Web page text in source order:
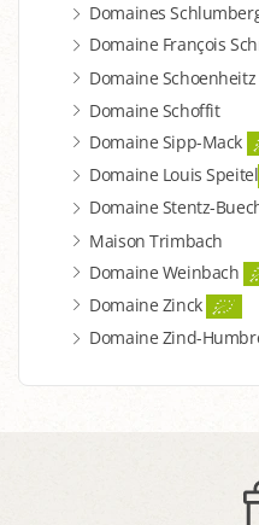
Domaines
Domaine François
Domaine Schoenheitz
Domaine Schoffit
Domaine Sipp-Mack
Domaine Louis Speitel
Domaine Stentz-
Maison Trimbach
Domaine Weinbach
Domaine Zinck
Domaine Zind-